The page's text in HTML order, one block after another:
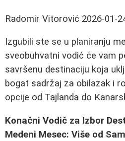
Radomir Vitorović 2026-01-
Izgubili ste se u planiranju
sveobuhvatni vodić će vam
savršenu destinaciju koja
bogat sadržaj za obilazak i
opcije od Tajlanda do
Konačni Vodič za Izbor
Medeni Mesec: Više od